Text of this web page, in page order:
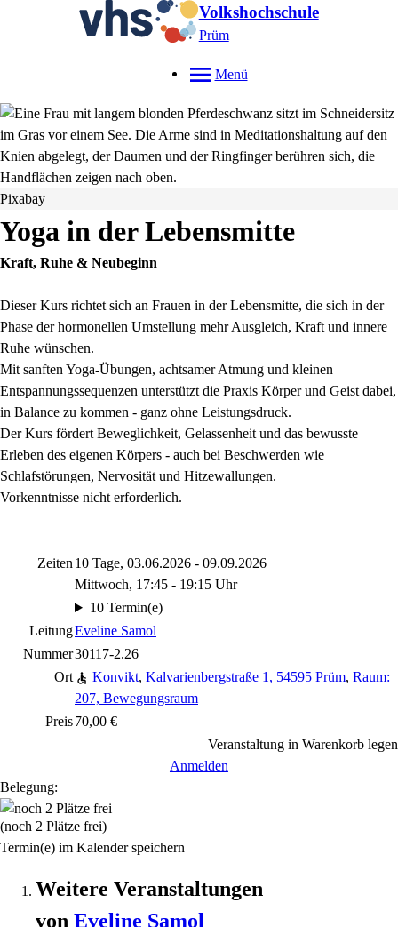
Volkshochschule
Prüm
Menü
Pixabay
Yoga in der Lebensmitte
Kraft, Ruhe & Neubeginn
Dieser Kurs richtet sich an Frauen in der Lebensmitte, die sich in der
Phase der hormonellen Umstellung mehr Ausgleich, Kraft und innere
Ruhe wünschen.
Mit sanften Yoga-Übungen, achtsamer Atmung und kleinen
Entspannungssequenzen unterstützt die Praxis Körper und Geist dabei,
in Balance zu kommen - ganz ohne Leistungsdruck.
Der Kurs fördert Beweglichkeit, Gelassenheit und das bewusste
Erleben des eigenen Körpers - auch bei Beschwerden wie
Schlafstörungen, Nervosität und Hitzewallungen.
Vorkenntnisse nicht erforderlich.
Zeiten 10 Tage, 03.06.2026 - 09.09.2026
Mittwoch, 17:45 - 19:15 Uhr
10 Termin(e)
LeitungEveline Samol
Nummer30117-2.26
Ort
Konvikt, Kalvarienbergstraße 1, 54595 Prüm, Raum:
207, Bewegungsraum
Preis70,00 €
Veranstaltung in Warenkorb legen
Anmelden
Belegung:
(noch 2 Plätze frei)
Termin(e) im Kalender speichern
Weitere Veranstaltungen
von Eveline Samol